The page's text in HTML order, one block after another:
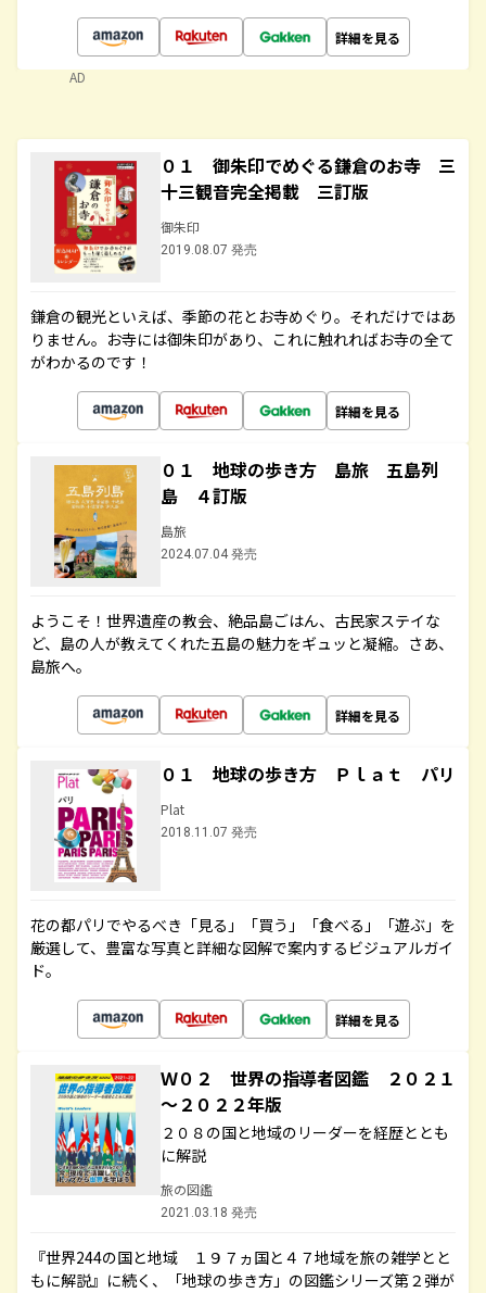
詳細を見る
AD
０１ 御朱印でめぐる鎌倉のお寺 三
十三観音完全掲載 三訂版
御朱印
2019.08.07 発売
鎌倉の観光といえば、季節の花とお寺めぐり。それだけではあ
りません。お寺には御朱印があり、これに触れればお寺の全て
がわかるのです！
詳細を見る
０１ 地球の歩き方 島旅 五島列
島 ４訂版
島旅
2024.07.04 発売
ようこそ！世界遺産の教会、絶品島ごはん、古民家ステイな
ど、島の人が教えてくれた五島の魅力をギュッと凝縮。さあ、
島旅へ。
詳細を見る
０１ 地球の歩き方 Ｐｌａｔ パリ
Plat
2018.11.07 発売
花の都パリでやるべき「見る」「買う」「食べる」「遊ぶ」を
厳選して、豊富な写真と詳細な図解で案内するビジュアルガイ
ド。
詳細を見る
Ｗ０２ 世界の指導者図鑑 ２０２１
～２０２２年版
２０８の国と地域のリーダーを経歴ととも
に解説
旅の図鑑
2021.03.18 発売
『世界244の国と地域 １９７ヵ国と４７地域を旅の雑学とと
もに解説』に続く、「地球の歩き方」の図鑑シリーズ第２弾が